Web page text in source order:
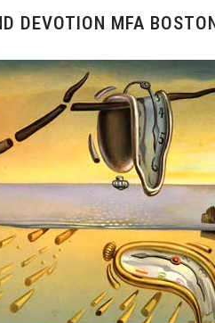
DEVOTION MFA